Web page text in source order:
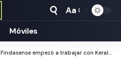
Tamaño
Aa
Móviles
Findasense empezó a trabajar con Keralty en México